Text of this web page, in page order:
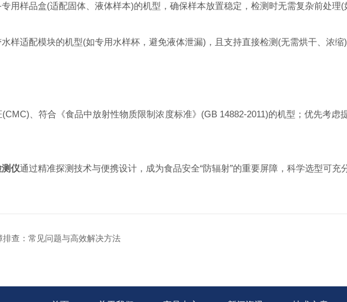
样品盒(适配固体、液体样本)的机型，确保样本放置稳定，检测时无需复杂前处理(
适配模块的机型(如专用水样杯，避免液体泄漏)，且支持直接检测(无需烘干、浓缩)
、符合《食品中放射性物质限制浓度标准》(GB 14882-2011)的机型；优先考虑
仪通过精准探测技术与便携设计，成为食品安全“防辐射”的重要屏障，科学选型可
查：常见问题与高效解决方法